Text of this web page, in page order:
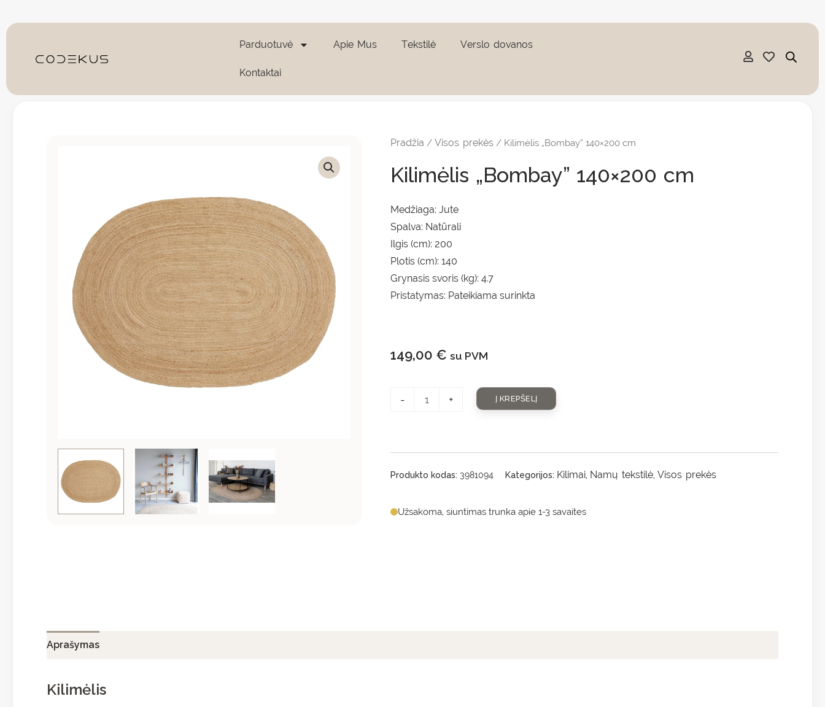
prie
Parduotuvė Apie Mus Tekstilė Verslo dovanos
Kontaktai
Pradžia /Visos prekės / Kilimėlis „Bombay” 140×200 cm
Kilimėlis „Bombay” 140×200 cm
Medžiaga: Jute
Spalva: Natūrali
Ilgis (cm): 200
Plotis (cm): 140
Grynasis svoris (kg): 4.7
Pristatymas: Pateikiama surinkta
149,00 € su PVM
-
"Bombay"
cm
+ Į KREPŠELĮ
Produkto kodas: 3981094 Kategorijos: Kilimai, Namų tekstilė,Visos prekės
Užsakoma, siuntimas trunka apie 1-3 savaites
Aprašymas
Kilimėlis